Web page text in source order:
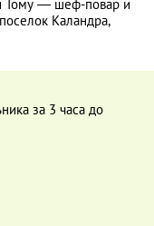
Тому — шеф-повар и
Каландра,
за 3 часа до